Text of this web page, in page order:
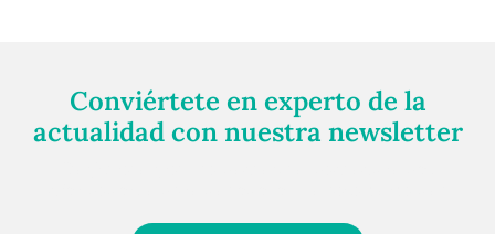
Conviértete en experto de la
actualidad con nuestra newsletter